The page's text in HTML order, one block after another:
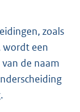
zoals
wordt een
de naam